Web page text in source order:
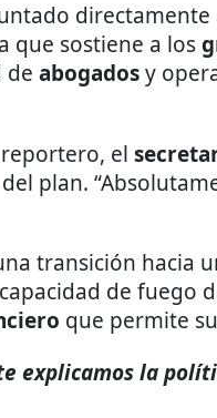
directamente
que sostiene a los
de abogadosy
el
plan.
transición hacia
de fuego
que permite
explicamos la